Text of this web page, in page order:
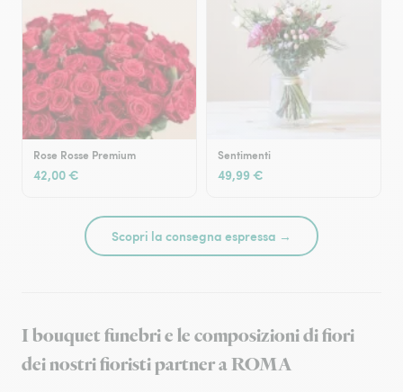
Rose Rosse Premium
42,00 €
Sentimenti
49,99 €
Scopri la consegna espressa →
I bouquet funebri e le composizioni di fiori
dei nostri fioristi partner a ROMA